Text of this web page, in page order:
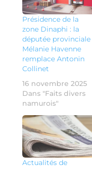
Présidence de la
zone Dinaphi : la
députée provinciale
Mélanie Havenne
remplace Antonin
Collinet
16 novembre 2025
Dans "Faits divers
namurois"
Actualités de